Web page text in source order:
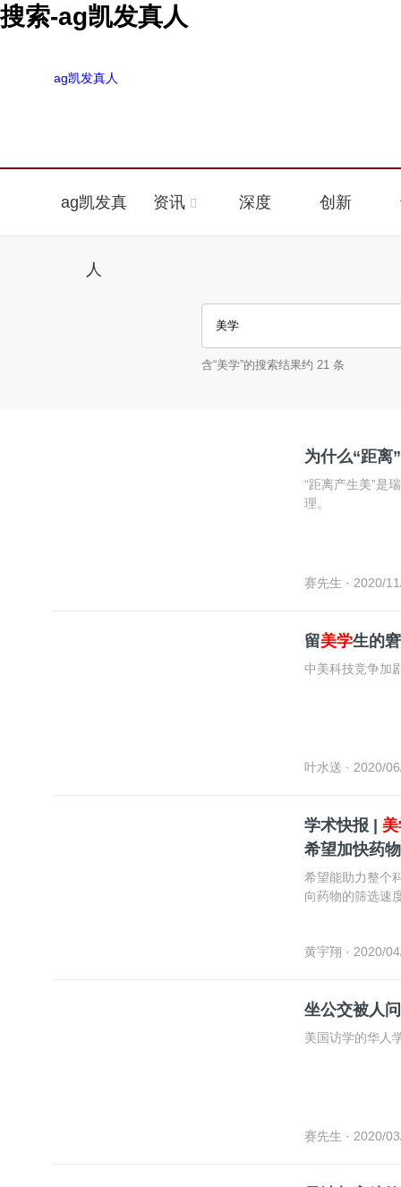
搜索-ag凯发真人
ag凯发真人
ag凯发真
人
资讯 深度 创新
含“美学”的搜索结果约 21 条
为什么“距离
“距离产生美”是
理。
赛先生 · 2020/
留美学生的
中美科技竞争加
叶水送 · 2020/
学术快报 |
希望加快药
希望能助力整个
向药物的筛选速
黄宇翔 · 2020/
坐公交被人
美国访学的华人
赛先生 · 2020/